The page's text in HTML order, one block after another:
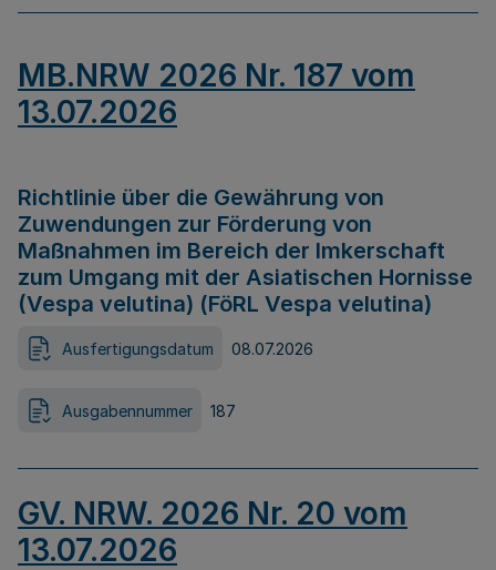
MB.NRW 2026 Nr. 187 vom
13.07.2026
Richtlinie über die Gewährung von
Zuwendungen zur Förderung von
Maßnahmen im Bereich der Imkerschaft
zum Umgang mit der Asiatischen Hornisse
(Vespa velutina) (FöRL Vespa velutina)
Ausfertigungsdatum 08.07.2026
Ausgabennummer 187
GV. NRW. 2026 Nr. 20 vom
13.07.2026